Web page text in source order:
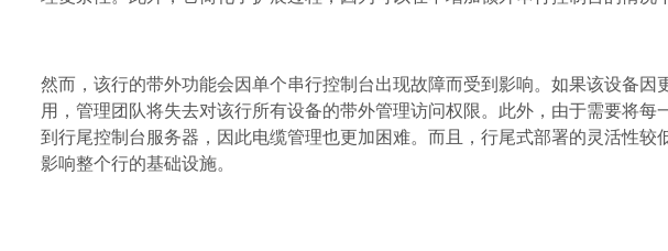
然而，该行的带外功能会因单个串行控制台出现故障而受到影响。如果该设备因
用，管理团队将失去对该行所有设备的带外管理访问权限。此外，由于需要将每
到行尾控制台服务器，因此电缆管理也更加困难。而且，行尾式部署的灵活性较
影响整个行的基础设施。